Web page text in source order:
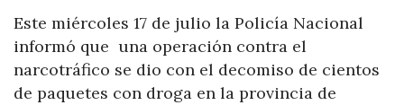
Este miércoles 17 de julio la Policía Nacional
informó que una operación contra el
narcotráfico se dio con el decomiso de cientos
de paquetes con droga en la provincia de